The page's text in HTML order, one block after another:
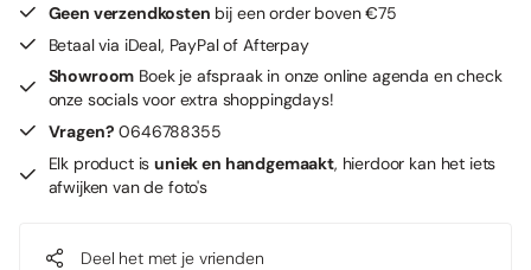
Geen verzendkosten bij een order boven €75
Betaal via iDeal, PayPal of Afterpay
Showroom Boek je afspraak in onze online agenda en check
onze socials voor extra shoppingdays!
Vragen? 0646788355
Elk product isuniek en handgemaakt, hierdoor kan het iets
afwijken van de foto's
Deel het met je vrienden